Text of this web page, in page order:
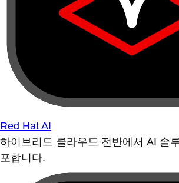
Red Hat AI
하이브리드 클라우드 전반에서 AI 솔
포합니다.